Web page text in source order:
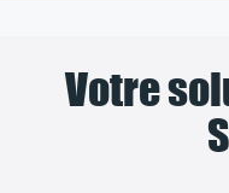
Votre